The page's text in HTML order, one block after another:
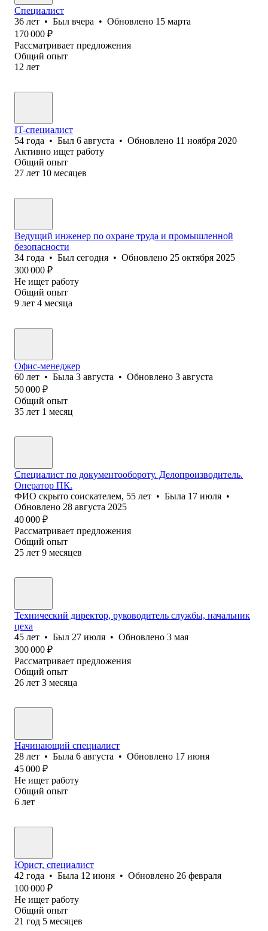
Специалист
36 лет • Был вчера • Обновлено 15 марта
170 000 ₽
Рассматривает предложения
Общий опыт
12 лет
IT-специалист
54 года • Был 6 августа • Обновлено 11 ноября 2020
Активно ищет работу
Общий опыт
27 лет 10 месяцев
Ведущий инженер по охране труда и промышленной
безопасности
34 года • Был сегодня • Обновлено 25 октября 2025
300 000 ₽
Не ищет работу
Общий опыт
9 лет 4 месяца
Офис-менеджер
60 лет • Была 3 августа • Обновлено 3 августа
50 000 ₽
Общий опыт
35 лет 1 месяц
Специалист по документообороту. Делопроизводитель.
Оператор ПК.
ФИО скрыто соискателем, 55 лет • Была 17 июля •
Обновлено 28 августа 2025
40 000 ₽
Рассматривает предложения
Общий опыт
25 лет 9 месяцев
Технический директор, руководитель службы, начальник
цеха
45 лет • Был 27 июля • Обновлено 3 мая
300 000 ₽
Рассматривает предложения
Общий опыт
26 лет 3 месяца
Начинающий специалист
28 лет • Была 6 августа • Обновлено 17 июня
45 000 ₽
Не ищет работу
Общий опыт
6 лет
Юрист, специалист
42 года • Была 12 июня • Обновлено 26 февраля
100 000 ₽
Не ищет работу
Общий опыт
21 год 5 месяцев